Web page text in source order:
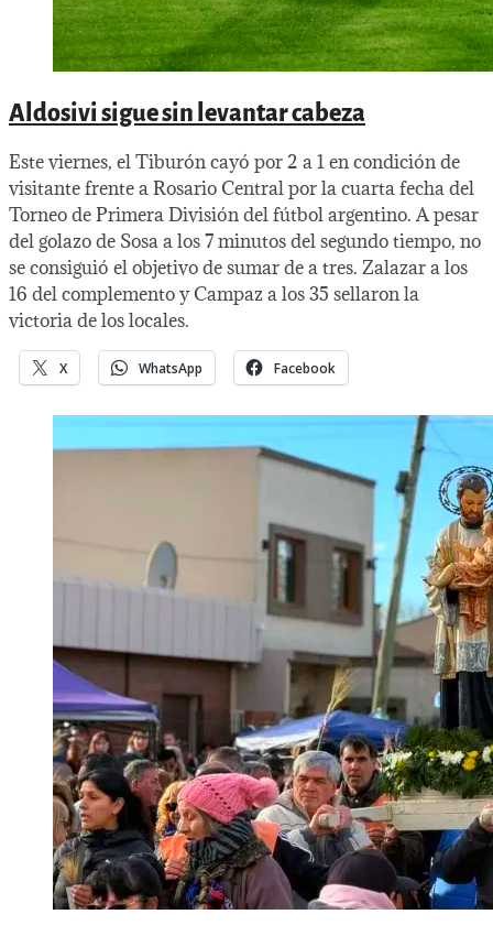
Aldosivi sigue sin levantar cabeza
Este viernes, el Tiburón cayó por 2 a 1 en condición de
visitante frente a Rosario Central por la cuarta fecha del
Torneo de Primera División del fútbol argentino. A pesar
del golazo de Sosa a los 7 minutos del segundo tiempo, no
se consiguió el objetivo de sumar de a tres. Zalazar a los
16 del complemento y Campaz a los 35 sellaron la
victoria de los locales.
X WhatsApp Facebook